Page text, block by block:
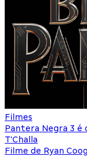
Filmes
Pantera Negra 3 é
T'Challa
Filme de Ryan